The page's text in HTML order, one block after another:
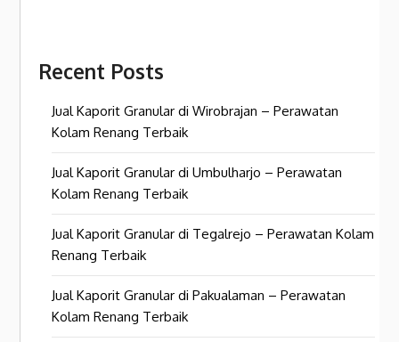
Recent Posts
Jual Kaporit Granular di Wirobrajan – Perawatan
Kolam Renang Terbaik
Jual Kaporit Granular di Umbulharjo – Perawatan
Kolam Renang Terbaik
Jual Kaporit Granular di Tegalrejo – Perawatan Kolam
Renang Terbaik
Jual Kaporit Granular di Pakualaman – Perawatan
Kolam Renang Terbaik